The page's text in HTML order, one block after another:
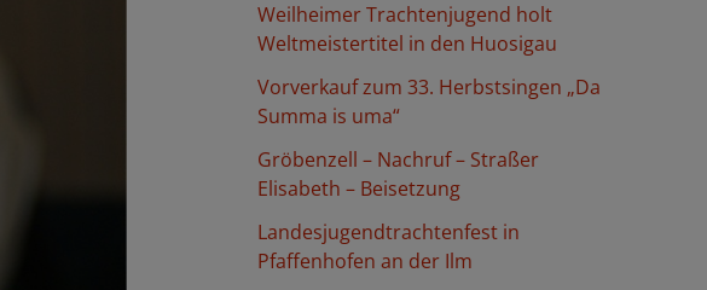
n
c
:
Weilheimer Trachtenjugend holt
Weltmeistertitel in den Huosigau
Vorverkauf zum 33. Herbstsingen „Da
Summa is uma“
Gröbenzell – Nachruf – Straßer
Elisabeth – Beisetzung
Landesjugendtrachtenfest in
Pfaffenhofen an der Ilm